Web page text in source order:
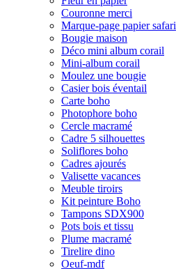
Couronne merci
Marque-page papier safari
Bougie maison
Déco mini album corail
Mini-album corail
Moulez une bougie
Casier bois éventail
Carte boho
Photophore boho
Cercle macramé
Cadre 5 silhouettes
Soliflores boho
Cadres ajourés
Valisette vacances
Meuble tiroirs
Kit peinture Boho
Tampons SDX900
Pots bois et tissu
Plume macramé
Tirelire dino
Oeuf-mdf